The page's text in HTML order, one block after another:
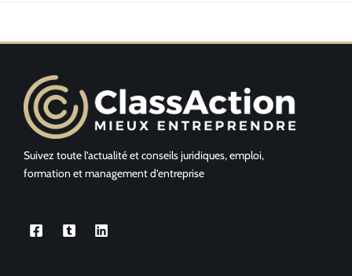
Suivez toute l’actualité et conseils juridiques, emploi,
formation et management d’entreprise